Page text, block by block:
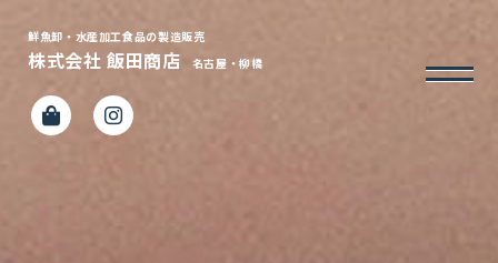
鮮魚卸・水産加工食品の製造販売
株式会社 飯田商店 名古屋・柳橋